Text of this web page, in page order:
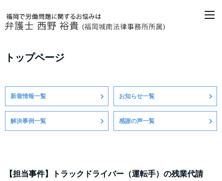
トップページ
新着情報一覧 お知らせ一覧
解決事例一覧 感謝の声一覧
【担当事件】トラックドライバー（運転手）の残業代請